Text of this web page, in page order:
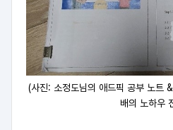
(사진: 소정도님의 애드픽 공부 노트
배의 노하우